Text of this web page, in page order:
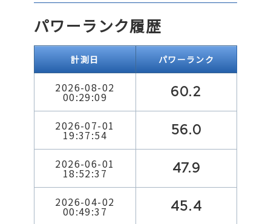
パワーランク履歴
計測日 パワーランク
2026-08-02
00:29:09 60.2
2026-07-01
19:37:54 56.0
2026-06-01
18:52:37 47.9
2026-04-02
00:49:37 45.4